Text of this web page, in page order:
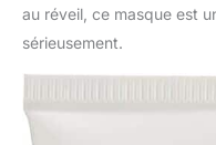
au réveil, ce masque est
sérieusement.